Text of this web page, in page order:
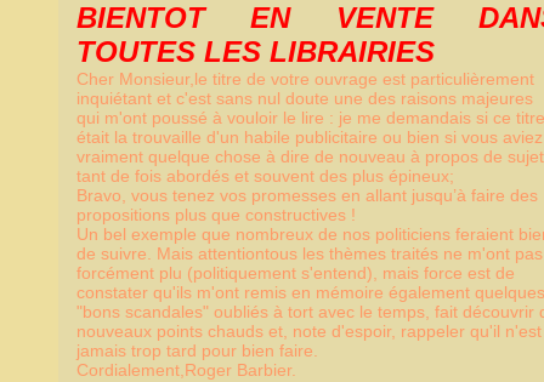
BIENTOT EN VENTE
TOUTES LES LIBRAIRIES
Cher Monsieur,le titre de votre ouvrage est particulièrement
inquiétant et c'est sans nul doute une des raisons majeures
qui m'ont poussé à vouloir le lire : je me demandais si ce titre
était la trouvaille d'un habile publicitaire ou bien si vous aviez
vraiment quelque chose à dire de nouveau à propos de
tant de fois abordés et souvent des plus épineux;
Bravo, vous tenez vos promesses en allant jusqu’à faire des
propositions plus que constructives !
Un bel exemple que nombreux de nos politiciens feraient
de suivre. Mais attentiontous les thèmes traités ne m'ont pas
forcément plu (politiquement s'entend), mais force est de
constater qu'ils m'ont remis en mémoire également quelques
"bons scandales" oubliés à tort avec le temps, fait découvrir
nouveaux points chauds et, note d'espoir, rappeler qu'il n'est
jamais trop tard pour bien faire.
Cordialement,Roger Barbier.